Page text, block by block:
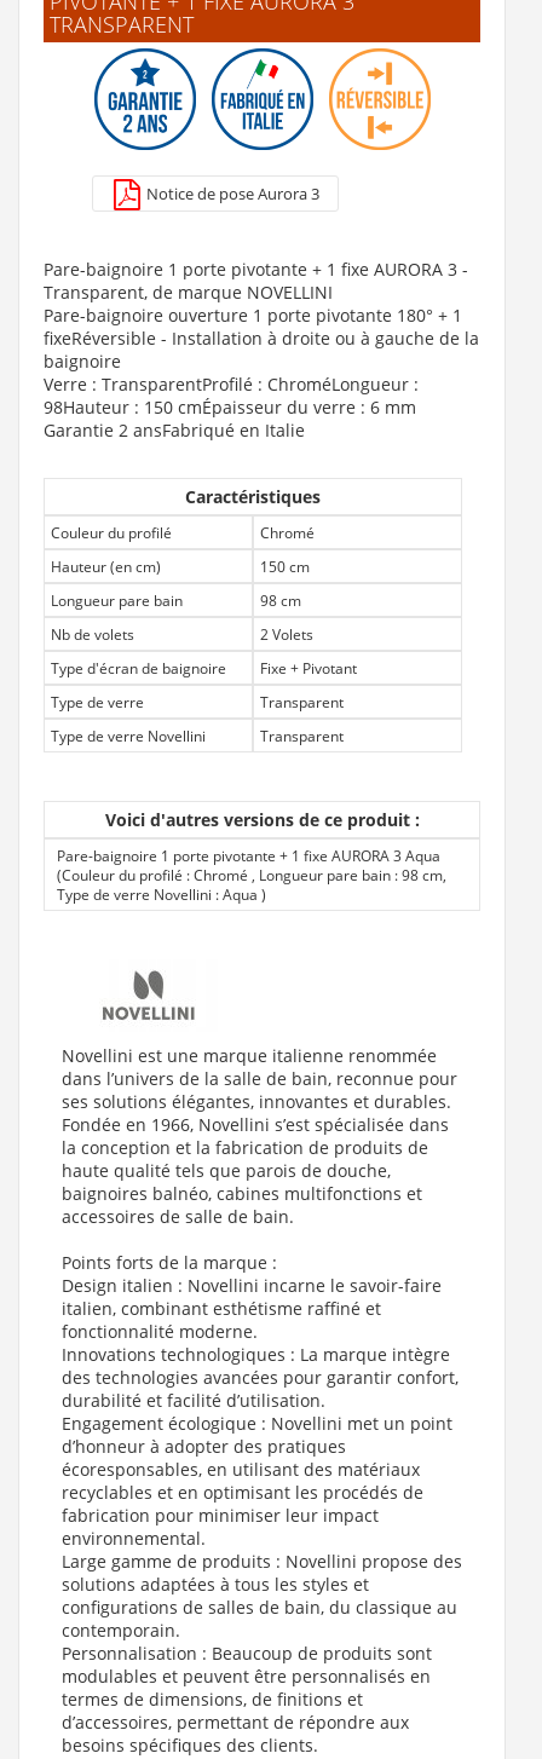
Anti-calcaire électronique D-CALC Plus (4-5 personnes
maxi)
429 €
Voir le produit
TRANSPARENT
Notice de pose Aurora 3
Pare-baignoire 1 porte pivotante + 1 fixe AURORA 3 -
Transparent, de marque NOVELLINI
Pare-baignoire ouverture 1 porte pivotante 180° + 1
fixeRéversible - Installation à droite ou à gauche de la
baignoire
Verre : TransparentProfilé : ChroméLongueur :
98Hauteur : 150 cmÉpaisseur du verre : 6 mm
Garantie 2 ansFabriqué en Italie
Caractéristiques
Couleur du profilé
Chromé
Hauteur (en cm)
150 cm
Longueur pare bain
98 cm
Nb de volets
2 Volets
Type d'écran de baignoire
Fixe + Pivotant
Type de verre
Transparent
Type de verre Novellini
Transparent
Voici d'autres versions de ce produit :
Pare-baignoire 1 porte pivotante + 1 fixe AURORA 3 Aqua
(Couleur du profilé : Chromé , Longueur pare bain : 98 cm,
Type de verre Novellini : Aqua )
Novellini est une marque italienne renommée
dans l’univers de la salle de bain, reconnue pour
ses solutions élégantes, innovantes et durables.
Fondée en 1966, Novellini s’est spécialisée dans
la conception et la fabrication de produits de
haute qualité tels que parois de douche,
baignoires balnéo, cabines multifonctions et
accessoires de salle de bain.
Points forts de la marque :
Design italien : Novellini incarne le savoir-faire
italien, combinant esthétisme raffiné et
fonctionnalité moderne.
Innovations technologiques : La marque intègre
des technologies avancées pour garantir confort,
durabilité et facilité d’utilisation.
Engagement écologique : Novellini met un point
d’honneur à adopter des pratiques
écoresponsables, en utilisant des matériaux
recyclables et en optimisant les procédés de
fabrication pour minimiser leur impact
environnemental.
Large gamme de produits : Novellini propose des
solutions adaptées à tous les styles et
configurations de salles de bain, du classique au
contemporain.
Personnalisation : Beaucoup de produits sont
modulables et peuvent être personnalisés en
termes de dimensions, de finitions et
d’accessoires, permettant de répondre aux
besoins spécifiques des clients.